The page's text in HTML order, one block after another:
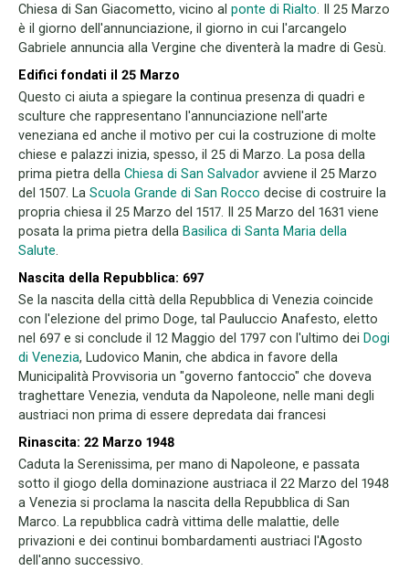
Chiesa di San Giacometto, vicino al ponte di Rialto. Il 25 Marzo
è il giorno dell'annunciazione, il giorno in cui l'arcangelo
Gabriele annuncia alla Vergine che diventerà la madre di Gesù.
Edifici fondati il 25 Marzo
Questo ci aiuta a spiegare la continua presenza di quadri e
sculture che rappresentano l'annunciazione nell'arte
veneziana ed anche il motivo per cui la costruzione di molte
chiese e palazzi inizia, spesso, il 25 di Marzo. La posa della
prima pietra della Chiesa di San Salvador avviene il 25 Marzo
del 1507. La Scuola Grande di San Rocco decise di costruire la
propria chiesa il 25 Marzo del 1517. Il 25 Marzo del 1631 viene
posata la prima pietra della Basilica di Santa Maria della
Salute.
Nascita della Repubblica: 697
Se la nascita della città della Repubblica di Venezia coincide
con l'elezione del primo Doge, tal Pauluccio Anafesto, eletto
nel 697 e si conclude il 12 Maggio del 1797 con l'ultimo dei Dogi
di Venezia, Ludovico Manin, che abdica in favore della
Municipalità Provvisoria un "governo fantoccio" che doveva
traghettare Venezia, venduta da Napoleone, nelle mani degli
austriaci non prima di essere depredata dai francesi
Rinascita: 22 Marzo 1948
Caduta la Serenissima, per mano di Napoleone, e passata
sotto il giogo della dominazione austriaca il 22 Marzo del 1948
a Venezia si proclama la nascita della Repubblica di San
Marco. La repubblica cadrà vittima delle malattie, delle
privazioni e dei continui bombardamenti austriaci l'Agosto
dell'anno successivo.